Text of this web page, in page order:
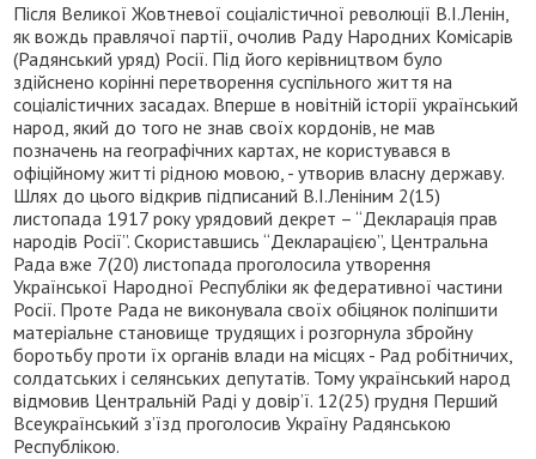
Після Великої Жовтневої соціалістичної революції В.І.Ленін,
як вождь правлячої партії, очолив Раду Народних Комісарів
(Радянський уряд) Росії. Під його керівництвом було
здійснено корінні перетворення суспільного життя на
соціалістичних засадах. Вперше в новітній історії український
народ, який до того не знав своїх кордонів, не мав
позначень на географічних картах, не користувався в
офіційному житті рідною мовою, - утворив власну державу.
Шлях до цього відкрив підписаний В.І.Леніним 2(15)
листопада 1917 року урядовий декрет – “Декларація прав
народів Росії”. Скориставшись “Декларацією”, Центральна
Рада вже 7(20) листопада проголосила утворення
Української Народної Республіки як федеративної частини
Росії. Проте Рада не виконувала своїх обіцянок поліпшити
матеріальне становище трудящих і розгорнула збройну
боротьбу проти їх органів влади на місцях - Рад робітничих,
солдатських і селянських депутатів. Тому український народ
відмовив Центральній Раді у довір’ї. 12(25) грудня Перший
Всеукраїнський з’їзд проголосив Україну Радянською
Республікою.